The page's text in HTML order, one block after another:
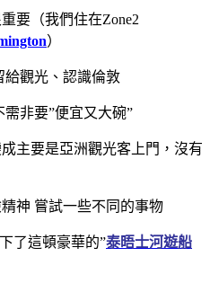
要（我們住在Zone2
）
給觀光、認識倫敦
需非要”便宜又大碗”
主要是亞洲觀光客上門，沒有
神 嘗試一些不同的事物
了這頓豪華的”泰晤士河遊船